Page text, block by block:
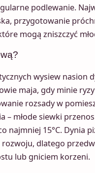
podlewanie.
przygotowanie
mogą zniszczyć
wysiew nasion
maja, gdy minie
rozsady w
– młode siewki
najmniej 15°C. Dynia
dlatego
lub gniciem korzeni.